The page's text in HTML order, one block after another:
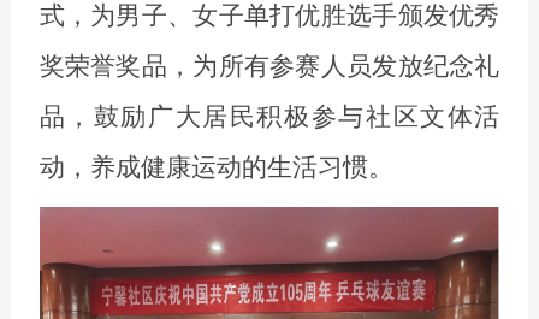
式，为男子、女子单打优胜选手颁发优秀
奖荣誉奖品，为所有参赛人员发放纪念礼
品，鼓励广大居民积极参与社区文体活
动，养成健康运动的生活习惯。